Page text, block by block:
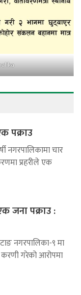
पक्राउ
नगरपालिकामा चार
प्रहरीले एक
जना पक्राउ :
नगरपालिका-९ मा
गरेको आरोपमा